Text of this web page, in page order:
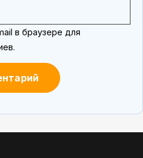
в браузере для